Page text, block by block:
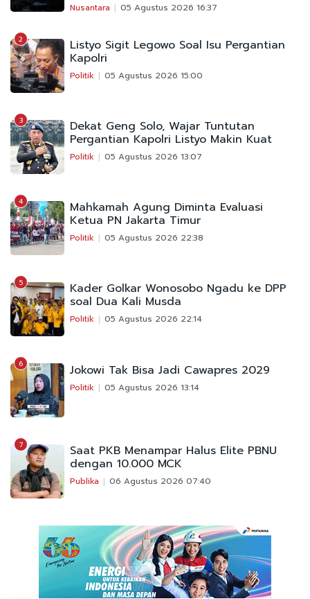
Nusantara 05 Agustus 2026 16:37
2 Listyo Sigit Legowo Soal Isu Pergantian
Kapolri
Politik 05 Agustus 2026 15:00
3 Dekat Geng Solo, Wajar Tuntutan
Pergantian Kapolri Listyo Makin Kuat
Politik 05 Agustus 2026 13:07
4 Mahkamah Agung Diminta Evaluasi
Ketua PN Jakarta Timur
Politik 05 Agustus 2026 22:38
5 Kader Golkar Wonosobo Ngadu ke DPP
soal Dua Kali Musda
Politik 05 Agustus 2026 22:14
6 Jokowi Tak Bisa Jadi Cawapres 2029
Politik 05 Agustus 2026 13:14
7 Saat PKB Menampar Halus Elite PBNU
dengan 10.000 MCK
Publika 06 Agustus 2026 07:40